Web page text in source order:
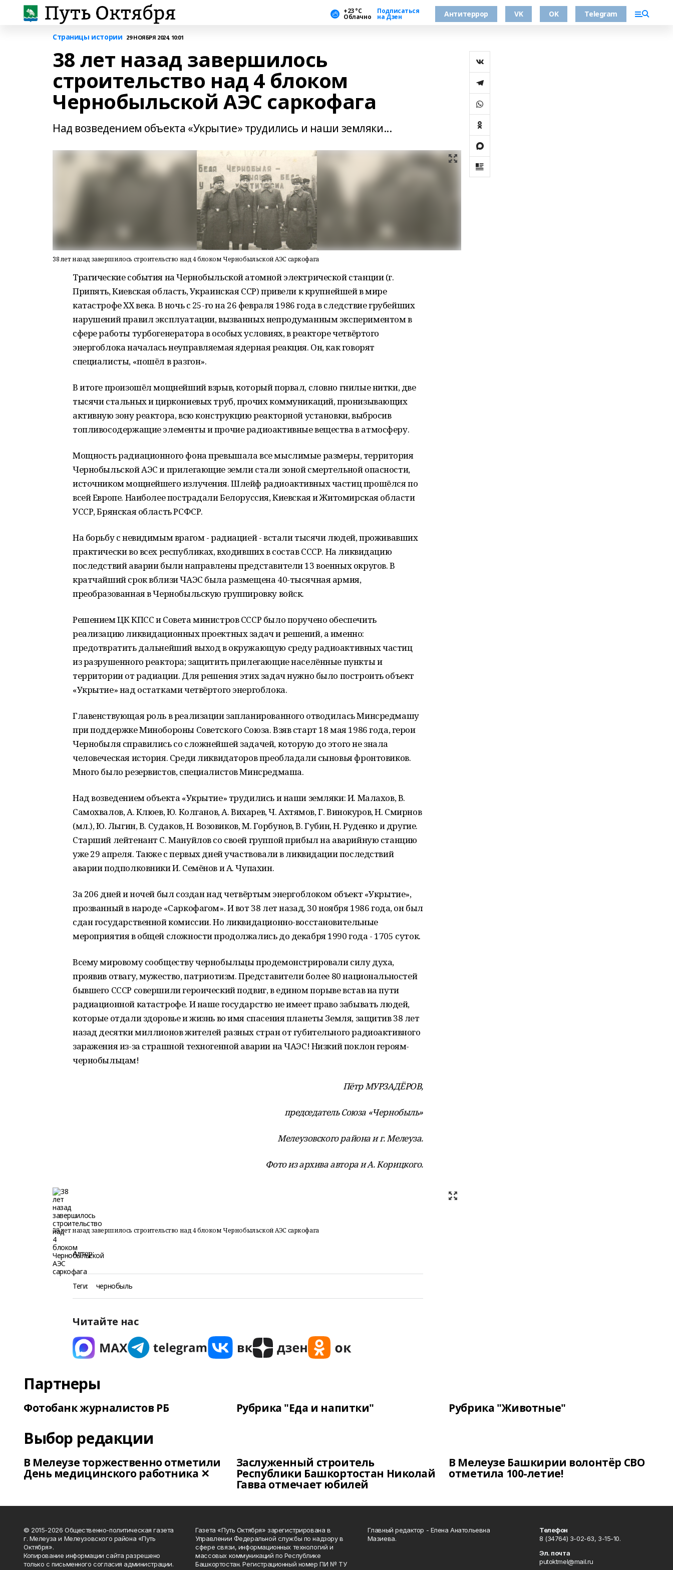
+23 °С
Облачно
Подписаться
на Дзен Антитеррор VK OK Telegram
Страницы истории 29 НОЯБРЯ 2024, 10:01
38 лет назад завершилось
строительство над 4 блоком
Чернобыльской АЭС саркофага
Над возведением объекта «Укрытие» трудились и наши земляки...
38 лет назад завершилось строительство над 4 блоком Чернобыльской АЭС саркофага
Трагические события на Чернобыльской атомной электрической станции (г.
Припять, Киевская область, Украинская ССР) привели к крупнейшей в мире
катастрофе ХХ века. В ночь с 25-го на 26 февраля 1986 года в следствие грубейших
нарушений правил эксплуатации, вызванных непродуманным экспериментом в
сфере работы турбогенератора в особых условиях, в реакторе четвёртого
энергоблока началась неуправляемая ядерная реакция. Он, как говорят
специалисты, «пошёл в разгон».
В итоге произошёл мощнейший взрыв, который порвал, словно гнилые нитки, две
тысячи стальных и циркониевых труб, прочих коммуникаций, пронизывающих
активную зону реактора, всю конструкцию реакторной установки, выбросив
топливосодержащие элементы и прочие радиоактивные вещества в атмосферу.
Мощность радиационного фона превышала все мыслимые размеры, территория
Чернобыльской АЭС и прилегающие земли стали зоной смертельной опасности,
источником мощнейшего излучения. Шлейф радиоактивных частиц прошёлся по
всей Европе. Наиболее пострадали Белоруссия, Киевская и Житомирская области
УССР, Брянская область РСФСР.
На борьбу с невидимым врагом - радиацией - встали тысячи людей, проживавших
практически во всех республиках, входивших в состав СССР. На ликвидацию
последствий аварии были направлены представители 13 военных округов. В
кратчайший срок вблизи ЧАЭС была размещена 40-тысячная армия,
преобразованная в Чернобыльскую группировку войск.
Решением ЦК КПСС и Совета министров СССР было поручено обеспечить
реализацию ликвидационных проектных задач и решений, а именно:
предотвратить дальнейший выход в окружающую среду радиоактивных частиц
из разрушенного реактора; защитить прилегающие населённые пункты и
территории от радиации. Для решения этих задач нужно было построить объект
«Укрытие» над остатками четвёртого энергоблока.
Главенствующая роль в реализации запланированного отводилась Минсредмашу
при поддержке Минобороны Советского Союза. Взяв старт 18 мая 1986 года, герои
Чернобыля справились со сложнейшей задачей, которую до этого не знала
человеческая история. Среди ликвидаторов преобладали сыновья фронтовиков.
Много было резервистов, специалистов Минсредмаша.
Над возведением объекта «Укрытие» трудились и наши земляки: И. Малахов, В.
Самохвалов, А. Клюев, Ю. Колганов, А. Вихарев, Ч. Ахтямов, Г. Винокуров, Н. Смирнов
(мл.), Ю. Лыгин, В. Судаков, Н. Возовиков, М. Горбунов, В. Губин, Н. Руденко и другие.
Старший лейтенант С. Мануйлов со своей группой прибыл на аварийную станцию
уже 29 апреля. Также с первых дней участвовали в ликвидации последствий
аварии подполковники И. Семёнов и А. Чупахин.
За 206 дней и ночей был создан над четвёртым энергоблоком объект «Укрытие»,
прозванный в народе «Саркофагом». И вот 38 лет назад, 30 ноября 1986 года, он был
сдан государственной комиссии. Но ликвидационно-восстановительные
мероприятия в общей сложности продолжались до декабря 1990 года - 1705 суток.
Всему мировому сообществу чернобыльцы продемонстрировали силу духа,
проявив отвагу, мужество, патриотизм. Представители более 80 национальностей
бывшего СССР совершили героический подвиг, в едином порыве встав на пути
радиационной катастрофе. И наше государство не имеет право забывать людей,
которые отдали здоровье и жизнь во имя спасения планеты Земля, защитив 38 лет
назад десятки миллионов жителей разных стран от губительного радиоактивного
заражения из-за страшной техногенной аварии на ЧАЭС! Низкий поклон героям-
чернобыльцам!
Пётр МУРЗАДЁРОВ,
председатель Союза «Чернобыль»
Мелеузовского района и г. Мелеуза.
Фото из архива автора и А. Корицкого.
38 лет назад завершилось строительство над 4 блоком Чернобыльской АЭС саркофага
Автор:
Теги: чернобыль
Читайте нас
Партнеры
Фотобанк журналистов РБ Рубрика "Еда и напитки" Рубрика "Животные"
Выбор редакции
В Мелеузе торжественно отметили
День медицинского работника ✕
Заслуженный строитель
Республики Башкортостан Николай
Гавва отмечает юбилей
В Мелеузе Башкирии волонтёр СВО
отметила 100-летие!
© 2015-2026 Общественно-политическая газета
г. Мелеуза и Мелеузовского района «Путь
Октября».
Копирование информации сайта разрешено
только с письменного согласия администрации.
Газета «Путь Октября» зарегистрирована в
Управлении Федеральной службы по надзору в
сфере связи, информационных технологий и
массовых коммуникаций по Республике
Башкортостан. Регистрационный номер ПИ № ТУ
Главный редактор - Елена Анатольевна
Мазиева.
Телефон
8 (34764) 3-02-63, 3-15-10.
Эл. почта
putoktmel@mail.ru